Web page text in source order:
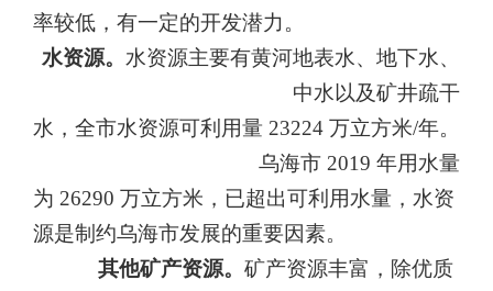
率较低，有一定的开发潜力。
水资源。 水资源主要有黄河地表水、地下水、
中水以及矿井疏干
水，全市水资源可利用量 23224 万立方米/年。
乌海市 2019 年用水量
为 26290 万立方米，已超出可利用水量，水资
源是制约乌海市发展的重要因素。
其他矿产资源。 矿产资源丰富，除优质